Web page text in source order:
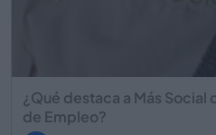
¿Qué destaca a Más
de Empleo?